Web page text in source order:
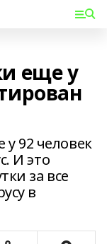
еще у
92 человек
И это
за все
в